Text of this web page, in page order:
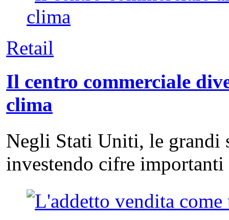
Retail
Il centro commerciale
clima
Negli Stati Uniti, le grandi
investendo cifre